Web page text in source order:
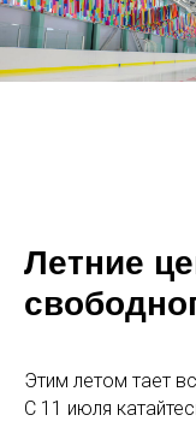
Летние
Этим летом тает
С 11 июля